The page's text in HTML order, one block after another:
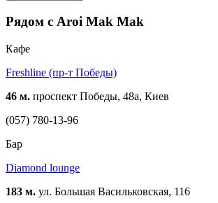
Рядом с Aroi Mak Mak
Кафе
Freshline (пр-т Победы)
46 м. проспект Победы, 48а, Киев
(057) 780-13-96
Бар
Diamond lounge
183 м. ул. Большая Васильковская, 116